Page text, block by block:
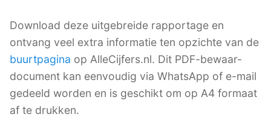
Download deze uitgebreide rapportage en
ontvang veel extra informatie ten opzichte van de
buurtpagina op AlleCijfers.nl. Dit PDF-bewaar-
document kan eenvoudig via WhatsApp of e-mail
gedeeld worden en is geschikt om op A4 formaat
af te drukken.